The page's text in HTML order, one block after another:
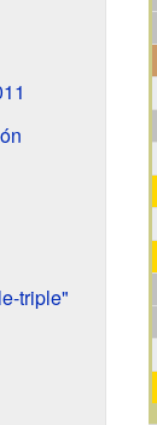
triple"